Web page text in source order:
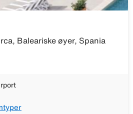
Baleariske øyer, Spania